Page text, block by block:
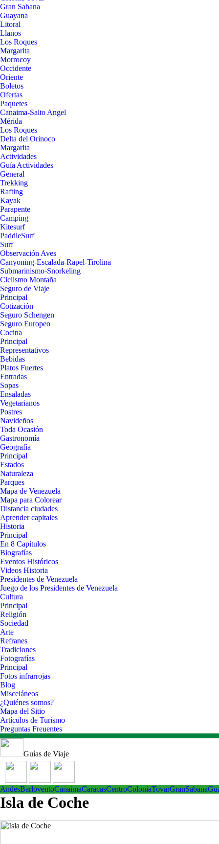
Gran Sabana
Guayana
Litoral
Llanos
Los Roques
Margarita
Morrocoy
Occidente
Oriente
Boletos
Ofertas
Paquetes
Canaima-Salto Angel
Mérida
Los Roques
Delta del Orinoco
Margarita
Actividades
Guía Actividades
General
Trekking
Rafting
Kayak
Parapente
Camping
Kitesurf
PaddleSurf
Surf
Observación Aves
Canyoning-Escalada-Rapel-Tirolina
Submarinismo-Snorkeling
Ciclismo Montaña
Seguro de Viaje
Principal
Cotización
Seguro Schengen
Seguro Europeo
Cocina
Principal
Representativos
Bebidas
Platos Fuertes
Entradas
Sopas
Ensaladas
Vegetarianos
Postres
Navideños
Toda Ocasión
Gastronomía
Geografía
Principal
Estados
Naturaleza
Parques
Mapa de Venezuela
Mapa para Colorear
Distancia ciudades
Aprender capitales
Historia
Principal
En 8 Capítulos
Biografías
Eventos Históricos
Videos Historia
Presidentes de Venezuela
Juego de los Presidentes de Venezuela
Cultura
Principal
Religión
Sociedad
Arte
Refranes
Tradiciones
Fotografías
Principal
Fotos infrarrojas
Blog
Misceláneos
¿Quiénes somos?
Mapa del Sitio
Artículos de Turismo
Preguntas Freuentes
Guías de Viaje
AndesBarloventoCanaimaCaracasCentroColoniaTovarGranSabana
Isla de Coche